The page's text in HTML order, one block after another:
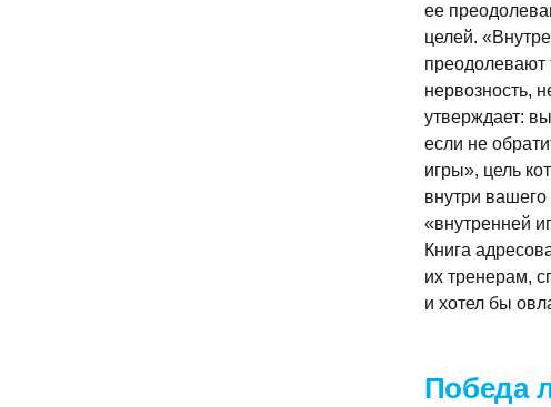
ее
целей.
преодолевают
нервозность,
утверждает:
если не
игры», цель
внутри вашего
«внутренней
Книга
их тренерам,
и хотел бы
Победа